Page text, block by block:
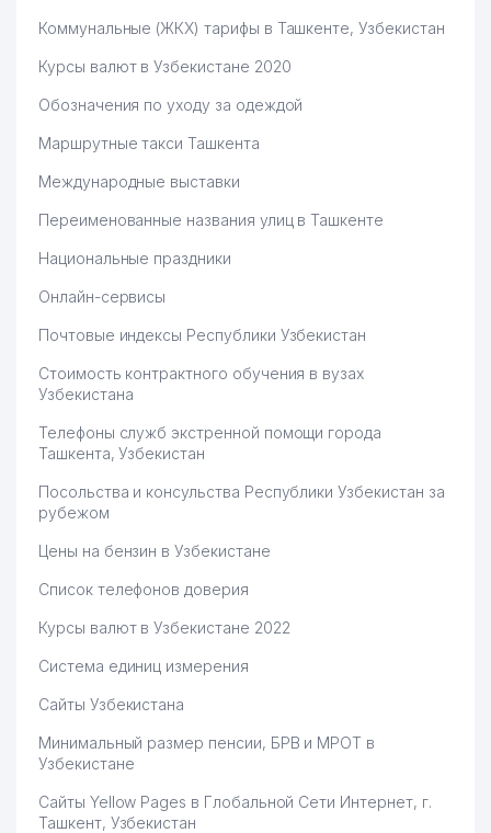
Коммунальные (ЖКХ) тарифы в Ташкенте, Узбекистан
Курсы валют в Узбекистане 2020
Обозначения по уходу за одеждой
Маршрутные такси Ташкента
Международные выставки
Переименованные названия улиц в Ташкенте
Национальные праздники
Онлайн-сервисы
Почтовые индексы Республики Узбекистан
Стоимость контрактного обучения в вузах
Узбекистана
Телефоны служб экстренной помощи города
Ташкента, Узбекистан
Посольства и консульства Республики Узбекистан за
рубежом
Цены на бензин в Узбекистане
Список телефонов доверия
Курсы валют в Узбекистане 2022
Система единиц измерения
Сайты Узбекистана
Минимальный размер пенсии, БРВ и МРОТ в
Узбекистане
Сайты Yellow Pages в Глобальной Сети Интернет, г.
Ташкент, Узбекистан